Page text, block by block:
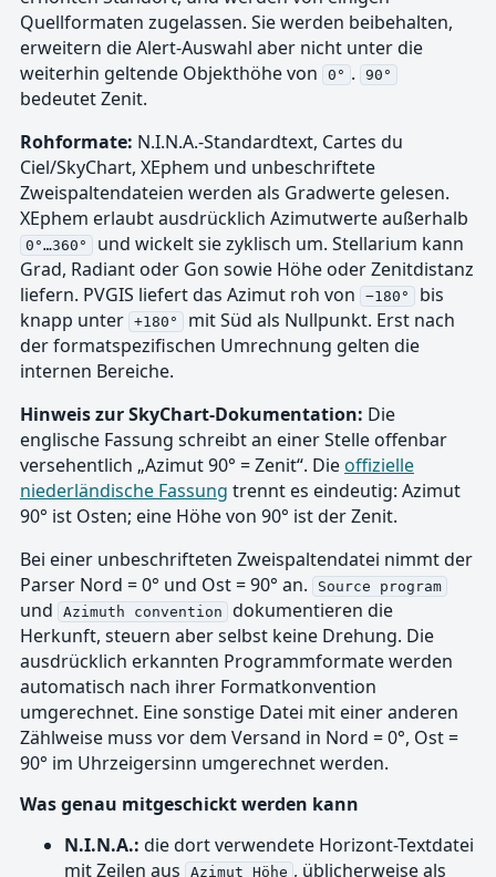
Quellformaten zugelassen. Sie werden beibehalten,
erweitern die Alert-Auswahl aber nicht unter die
weiterhin geltende Objekthöhe von
0° . 90°
bedeutet Zenit.
Rohformate: N.I.N.A.-Standardtext, Cartes du
Ciel/SkyChart, XEphem und unbeschriftete
Zweispaltendateien werden als Gradwerte gelesen.
XEphem erlaubt ausdrücklich Azimutwerte außerhalb
0°…360°
und wickelt sie zyklisch um. Stellarium kann
Grad, Radiant oder Gon sowie Höhe oder Zenitdistanz
liefern. PVGIS liefert das Azimut roh von
−180°
bis
knapp unter +180°
mit Süd als Nullpunkt. Erst nach
der formatspezifischen Umrechnung gelten die
internen Bereiche.
Hinweis zur SkyChart-Dokumentation: Die
englische Fassung schreibt an einer Stelle offenbar
versehentlich „Azimut 90° = Zenit“. Dieoffizielle
niederländische Fassung trennt es eindeutig: Azimut
90° ist Osten; eine Höhe von 90° ist der Zenit.
Bei einer unbeschrifteten Zweispaltendatei nimmt der
Parser Nord = 0° und Ost = 90° an.
Source program
und Azimuth convention
dokumentieren die
Herkunft, steuern aber selbst keine Drehung. Die
ausdrücklich erkannten Programmformate werden
automatisch nach ihrer Formatkonvention
umgerechnet. Eine sonstige Datei mit einer anderen
Zählweise muss vor dem Versand in Nord = 0°, Ost =
90° im Uhrzeigersinn umgerechnet werden.
Was genau mitgeschickt werden kann
N.I.N.A.: die dort verwendete Horizont-Textdatei
mit Zeilen aus
Azimut Höhe , üblicherweise als